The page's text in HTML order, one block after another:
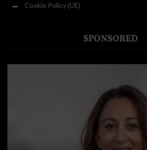
Cookie Policy (UE)
SPONSORED